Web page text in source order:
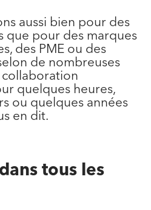
aussi bien pour des
que pour des marques
des PME ou des
de nombreuses
quelques heures,
ou quelques années
en dit.
tous les